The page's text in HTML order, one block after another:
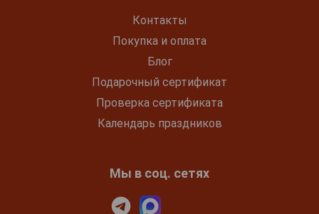
Контакты
Покупка и оплата
Блог
Подарочный сертификат
Проверка сертификата
Календарь праздников
Мы в соц. сетях